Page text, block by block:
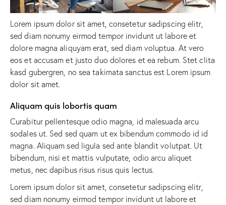
Lorem ipsum dolor sit amet, consetetur sadipscing elitr,
sed diam nonumy eirmod tempor invidunt ut labore et
dolore magna aliquyam erat, sed diam voluptua. At vero
eos et accusam et justo duo dolores et ea rebum. Stet clita
kasd gubergren, no sea takimata sanctus est Lorem ipsum
dolor sit amet.
Aliquam quis lobortis quam
Curabitur pellentesque odio magna, id malesuada arcu
sodales ut. Sed sed quam ut ex bibendum commodo id id
magna. Aliquam sed ligula sed ante blandit volutpat. Ut
bibendum, nisi et mattis vulputate, odio arcu aliquet
metus, nec dapibus risus risus quis lectus.
Lorem ipsum dolor sit amet, consetetur sadipscing elitr,
sed diam nonumy eirmod tempor invidunt ut labore et